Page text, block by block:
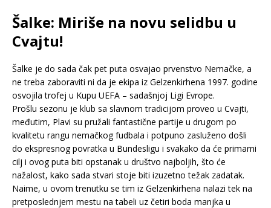
Šalke: Miriše na novu selidbu u
Cvajtu!
Šalke je do sada čak pet puta osvajao prvenstvo Nemačke, a
ne treba zaboraviti ni da je ekipa iz Gelzenkirhena 1997. godine
osvojila trofej u Kupu UEFA – sadašnjoj Ligi Evrope.
Prošlu sezonu je klub sa slavnom tradicijom proveo u Cvajti,
međutim, Plavi su pružali fantastične partije u drugom po
kvalitetu rangu nemačkog fudbala i potpuno zasluženo došli
do ekspresnog povratka u Bundesligu i svakako da će primarni
cilj i ovog puta biti opstanak u društvo najboljih, što će
nažalost, kako sada stvari stoje biti izuzetno težak zadatak.
Naime, u ovom trenutku se tim iz Gelzenkirhena nalazi tek na
pretposlednjem mestu na tabeli uz četiri boda manjka u